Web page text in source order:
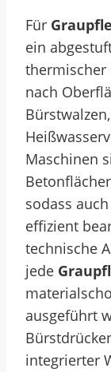
Für
ein
thermischer
nach
Maschinen
sodass
effizient
technische
jede
ausgeführt
integrierter